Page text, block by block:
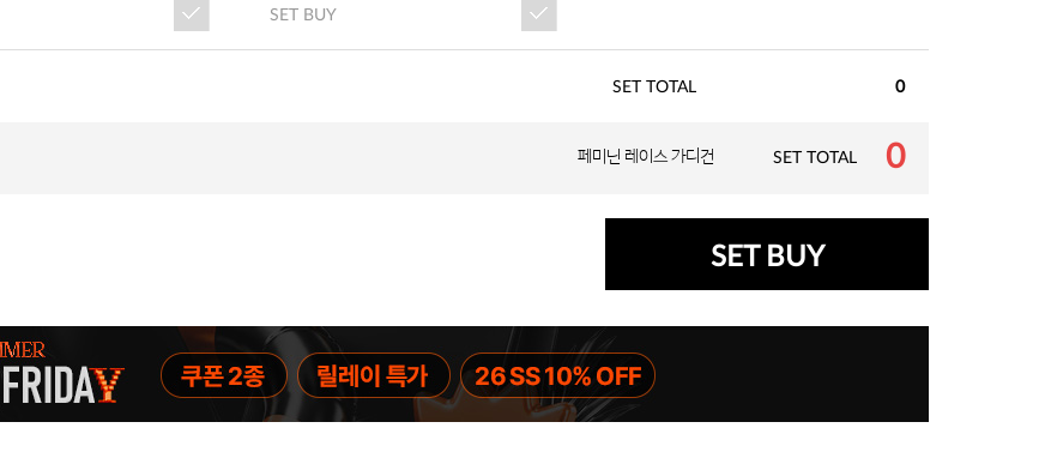
SET BUY
SET TOTAL 0
페미닌 레이스 가디건 SET TOTAL 0
SET BUY